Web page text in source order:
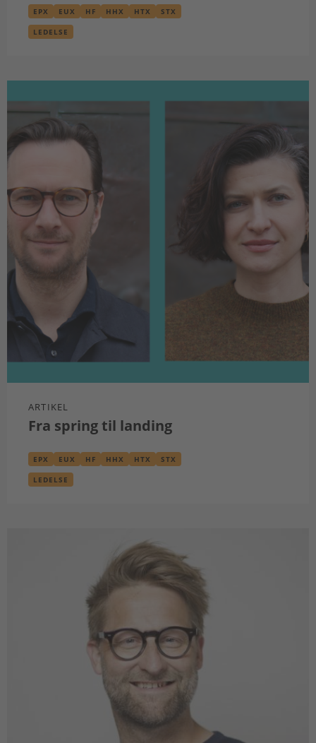
EPX EUX HF HHX HTX STX
LEDELSE
ARTIKEL
Fra spring til landing
EPX EUX HF HHX HTX STX
LEDELSE